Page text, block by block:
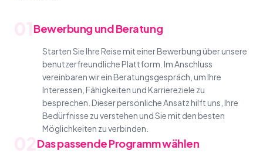
Bewerbung und Beratung
Starten Sie Ihre Reise mit einer Bewerbung über unsere
benutzerfreundliche Plattform. Im Anschluss
vereinbaren wir ein Beratungsgespräch, um Ihre
Interessen, Fähigkeiten und Karriereziele zu
besprechen. Dieser persönliche Ansatz hilft uns, Ihre
Bedürfnisse zu verstehen und Sie mit den besten
Möglichkeiten zu verbinden.
Das passende Programm wählen